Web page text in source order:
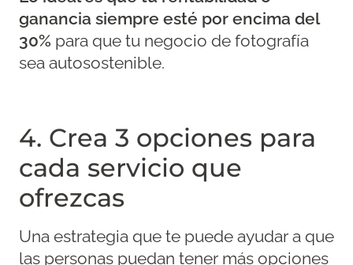
ganancia siempre esté por encima del
30% para que tu negocio de fotografía
sea autosostenible.
4. Crea 3 opciones para
cada servicio que
ofrezcas
Una estrategia que te puede ayudar a que
las personas puedan tener más opciones